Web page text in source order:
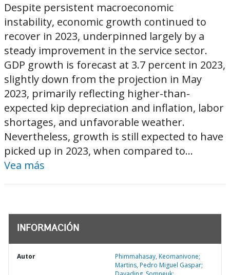
Despite persistent macroeconomic
instability, economic growth continued to
recover in 2023, underpinned largely by a
steady improvement in the service sector.
GDP growth is forecast at 3.7 percent in 2023,
slightly down from the projection in May
2023, primarily reflecting higher-than-
expected kip depreciation and inflation, labor
shortages, and unfavorable weather.
Nevertheless, growth is still expected to have
picked up in 2023, when compared to...
Vea más
INFORMACIÓN
Autor
Phimmahasay, Keomanivone;
Martins, Pedro Miguel Gaspar;